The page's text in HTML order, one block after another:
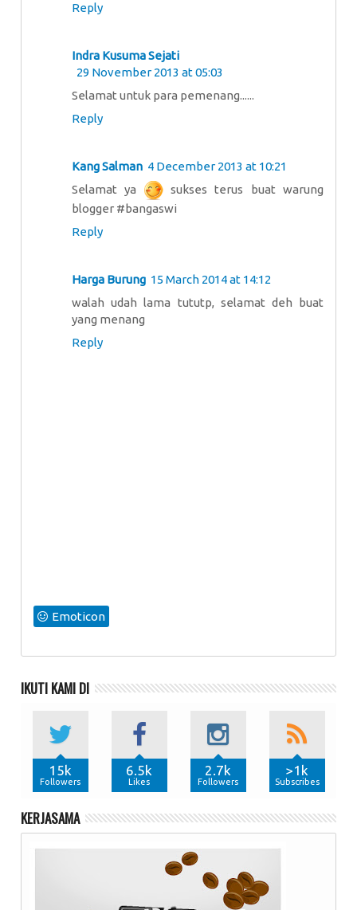
Reply
Indra Kusuma Sejati
29 November 2013 at 05:03
Selamat untuk para pemenang......
Reply
Kang Salman 4 December 2013 at 10:21
Selamat ya
sukses terus buat warung
blogger #bangaswi
Reply
Harga Burung 15 March 2014 at 14:12
walah udah lama tututp, selamat deh buat
yang menang
Reply
Emoticon
IKUTI KAMI DI
15k
Followers
6.5k
Likes
2.7k
Followers
>1k
Subscribes
KERJASAMA